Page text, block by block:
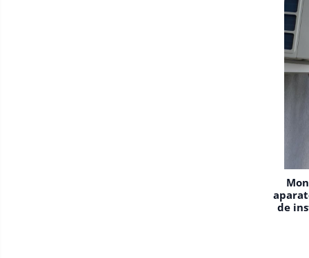
de